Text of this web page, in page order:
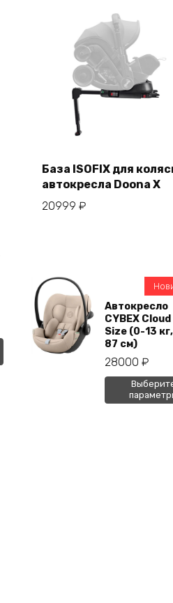
В корзину
База ISOFIX для
автокресла Doona X
20999 ₽
Автокресло
CYBEX
Size (0-13
87 см)
28000 ₽